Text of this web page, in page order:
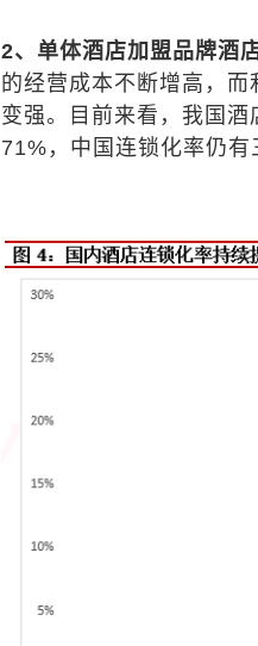
2、单体酒店加盟品牌酒
的经营成本不断增高，
变强。目前来看，我国
71%，中国连锁化率仍有